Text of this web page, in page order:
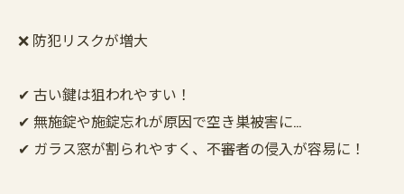
❌ 防犯リスクが増大
✔ 古い鍵は狙われやすい！
✔ 無施錠や施錠忘れが原因で空き巣被害に…
✔ ガラス窓が割られやすく、不審者の侵入が容易に！